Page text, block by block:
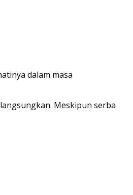
dalam masa
Meskipun serba